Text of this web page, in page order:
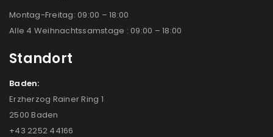
Montag-Freitag: 09:00 – 18:00
Alle 4 Weihnachtssamstage : 09:00 – 18:00
Standort
Baden:
Erzherzog Rainer Ring 1
2500 Baden
+43 2252 44166